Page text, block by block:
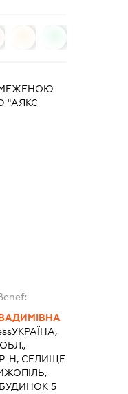
"АЯКС
УКРАЇНА,
Н, СЕЛИЩЕ
5